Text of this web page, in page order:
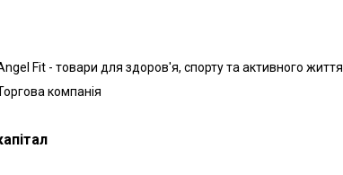
Fit - товари для здоров'я, спорту та активного життя
компанія